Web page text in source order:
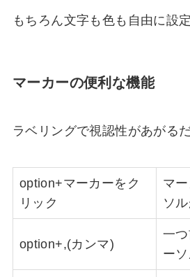
もちろん文字も色も自由に設
マーカーの便利な機能
ラベリングで視認性があがる
option+マーカーをク
リック
マ
ソ
option+,(カンマ)
一
ー